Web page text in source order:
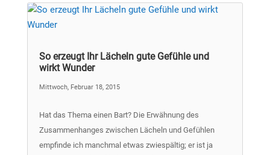
So erzeugt Ihr Lächeln gute Gefühle und
wirkt Wunder
Mittwoch, Februar 18, 2015
Hat das Thema einen Bart? Die Erwähnung des
Zusammenhanges zwischen Lächeln und Gefühlen
empfinde ich manchmal etwas zwiespältig; er ist ja